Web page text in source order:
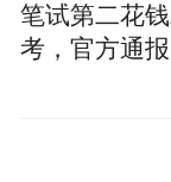
笔试第二花
考，官方通报